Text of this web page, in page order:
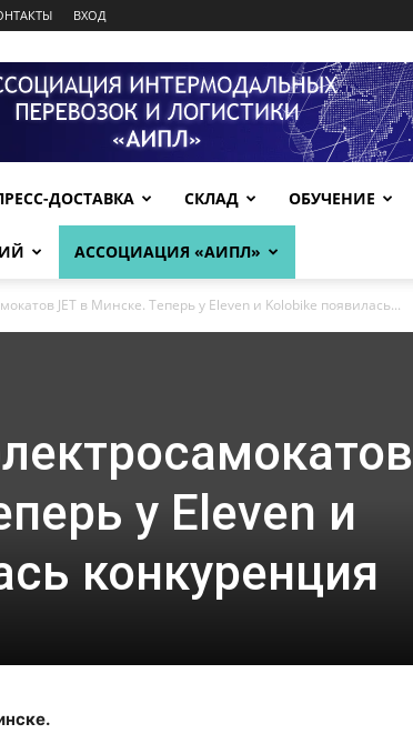
ВХОД
ДОСТАВКА СКЛАД ОБУЧЕНИЕ
АССОЦИАЦИЯ «АИПЛ»
JET в Минске. Теперь у Eleven и Kolobike появилась...
у Eleven и
конкуренция